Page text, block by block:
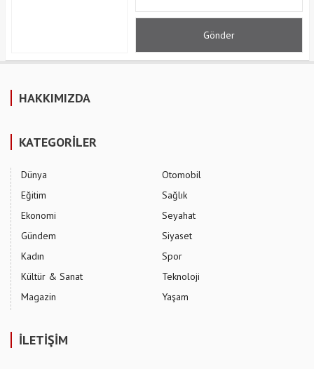
HAKKIMIZDA
KATEGORİLER
Dünya
Eğitim
Ekonomi
Gündem
Kadın
Kültür & Sanat
Magazin
Otomobil
Sağlık
Seyahat
Siyaset
Spor
Teknoloji
Yaşam
İLETİŞİM